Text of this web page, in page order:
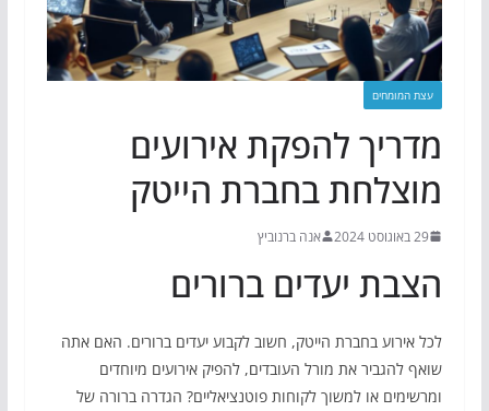
עצת המומחים
מדריך להפקת אירועים
מוצלחת בחברת הייטק
29 באוגוסט 2024 אנה ברנוביץ
הצבת יעדים ברורים
לכל אירוע בחברת הייטק, חשוב לקבוע יעדים ברורים. האם אתה
שואף להגביר את מורל העובדים, להפיק אירועים מיוחדים
ומרשימים או למשוך לקוחות פוטנציאליים? הגדרה ברורה של